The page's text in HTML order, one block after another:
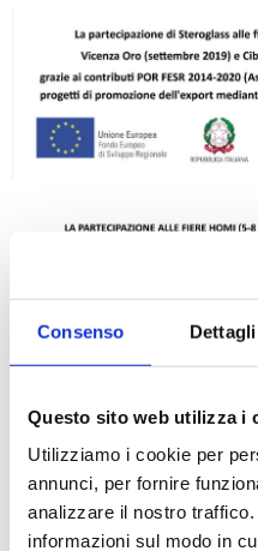
Consenso Dettagli
Questo sito web utilizza i
Utilizziamo i cookie per
annunci, per fornire
analizzare il nostro
informazioni sul modo in